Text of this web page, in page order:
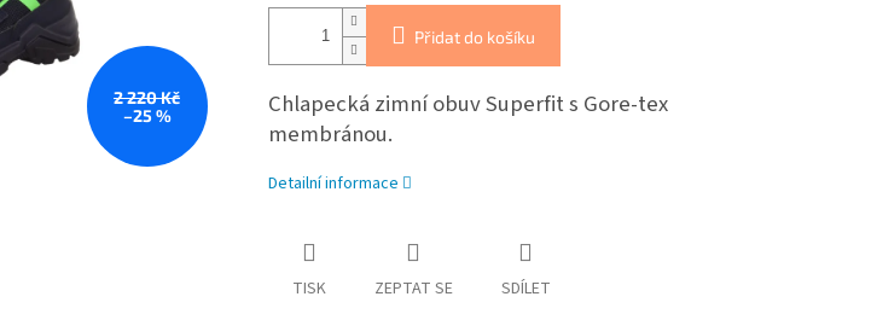
2 220 Kč
–25 %
Přidat do košíku
Chlapecká zimní obuv Superfit s Gore-tex
membránou.
Detailní informace
TISK ZEPTAT SE SDÍLET